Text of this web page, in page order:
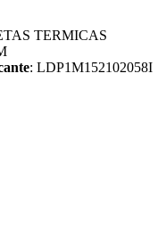
TERMICAS
: LDP1M152102058I